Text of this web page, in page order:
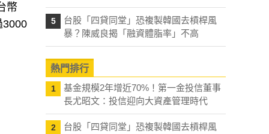
幣
3000
5
台股「四貸同堂」恐複製韓國去槓桿風
暴？陳威良揭「融資體脂率」不高
熱門排行
1
基金規模2年增近70%！第一金投信董事
長尤昭文：投信迎向大資產管理時代
2
台股「四貸同堂」恐複製韓國去槓桿風